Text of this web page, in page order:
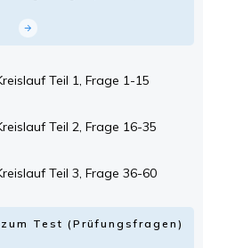
Teil 1, Frage 1-15
Teil 2, Frage 16-35
Teil 3, Frage 36-60
Test (Prüfungsfragen)